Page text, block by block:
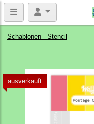
Schablonen - Stencil
ausverkauft